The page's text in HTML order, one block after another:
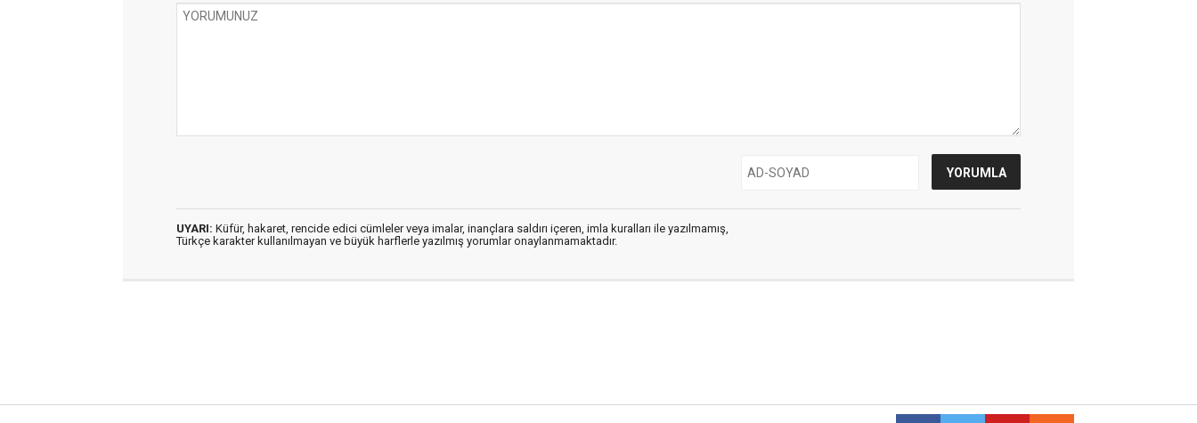
UYARI: Küfür, hakaret, rencide edici cümleler veya imalar, inançlara saldırı içeren, imla kuralları ile yazılmamış,
Türkçe karakter kullanılmayan ve büyük harflerle yazılmış yorumlar onaylanmamaktadır.